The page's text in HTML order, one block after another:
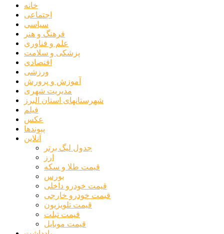
خانه
اجتماعی
سیاسی
فرهنگ و هنر
علم و فناوری
پزشکی و سلامت
اقتصادی
ورزشی
آموزش و پرورش
مدیریت شهری
شهرستانهای استان البرز
فیلم
عکس
پیوندها
آنلاین
جدول لیگ برتر
ارز
قیمت طلا و سکه
بورس
قیمت خودرو داخلی
قیمت خودرو خارجی
قیمت تلویزیون
قیمت تبلت
قیمت موبایل